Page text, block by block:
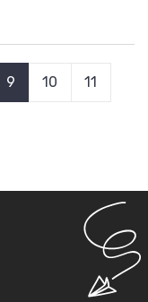
9 10 11